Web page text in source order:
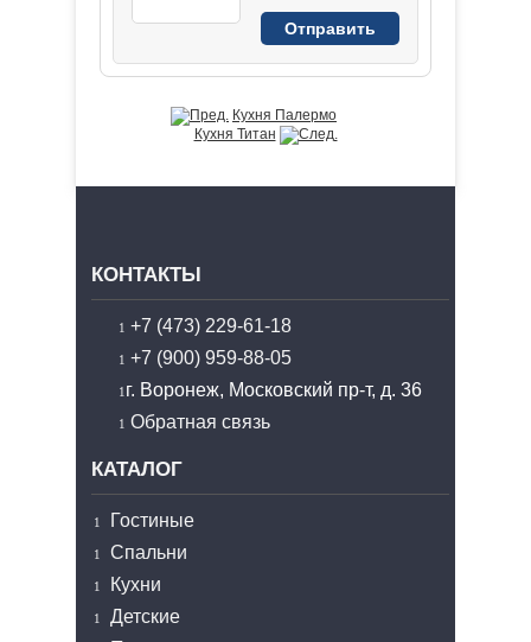
Кухня Палермо
Кухня Титан
КОНТАКТЫ
+7 (473) 229-61-18
+7 (900) 959-88-05
г. Воронеж, Московский пр-т, д. 36
Обратная связь
КАТАЛОГ
Гостиные
Спальни
Кухни
Детские